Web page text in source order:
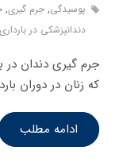
پوسیدگی, جرم گیری,
دندانپزشکی در بارداری
جرم گیری دندان در
که زنان در دوران
ادامه مطلب